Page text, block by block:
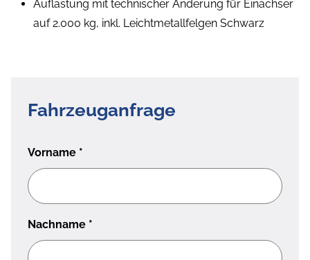
Auflastung mit technischer Änderung für Einachser
auf 2.000 kg, inkl. Leichtmetallfelgen Schwarz
Fahrzeuganfrage
Vorname *
Nachname *